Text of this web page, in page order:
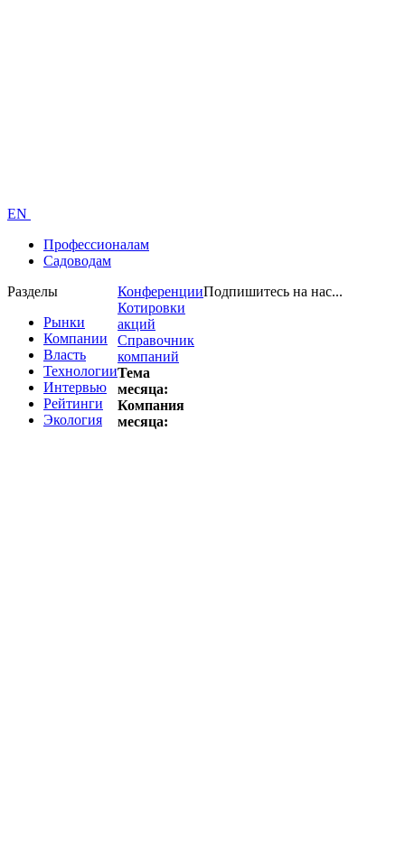
EN
Профессионалам
Садоводам
Разделы
Рынки
Компании
Власть
Технологии
Интервью
Рейтинги
Экология
Конференции
Котировки
акций
Справочник
компаний
Тема
месяца:
Компания
месяца:
Подпишитесь на нас...